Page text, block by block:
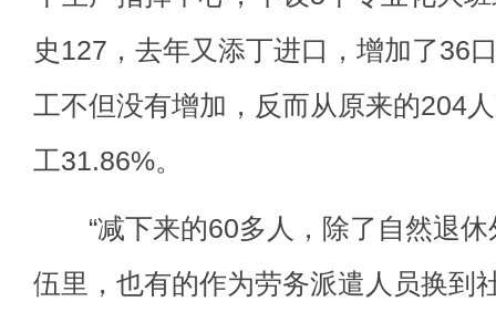
史127，去年又添丁进口，增加了36
工不但没有增加，反而从原来的204
工31.86%。
“减下来的60多人，除了自然退休
伍里，也有的作为劳务派遣人员换到